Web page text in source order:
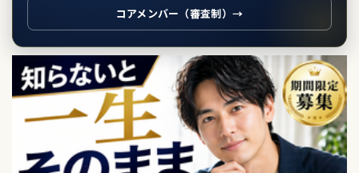
コアメンバー（審査制）→